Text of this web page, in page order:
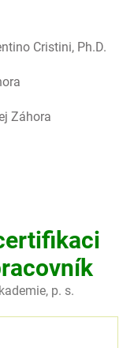
p. s.
Cristini, Ph.D.
Záhora